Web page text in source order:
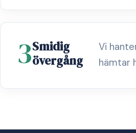
3Smidig
övergång
Vi
hämtar